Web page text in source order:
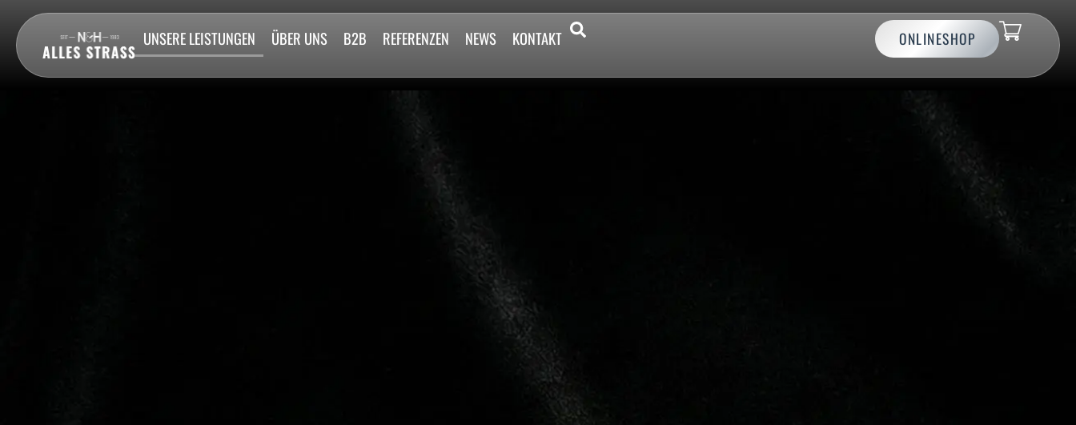
UNSERE LEISTUNGEN ÜBER UNS B2B REFERENZEN NEWS KONTAKT ONLINESHOP